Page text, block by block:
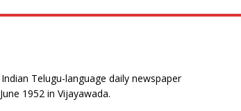
Telugu-language daily newspaper
1952 in Vijayawada.